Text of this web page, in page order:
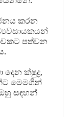
කරන
පත්වන
ක්ෂුද්‍ර,
මෙමගින්
සඳහන්